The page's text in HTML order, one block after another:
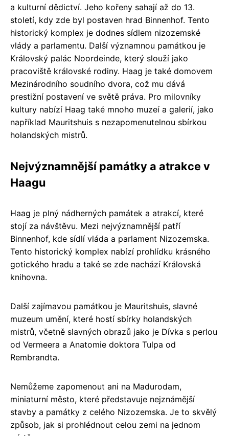
a kulturní dědictví. Jeho kořeny sahají až do 13.
století, kdy zde byl postaven hrad Binnenhof. Tento
historický komplex je dodnes sídlem nizozemské
vlády a parlamentu. Další významnou památkou je
Královský palác Noordeinde, který slouží jako
pracoviště královské rodiny. Haag je také domovem
Mezinárodního soudního dvora, což mu dává
prestižní postavení ve světě práva. Pro milovníky
kultury nabízí Haag také mnoho muzeí a galerií, jako
například Mauritshuis s nezapomenutelnou sbírkou
holandských mistrů.
Nejvýznamnější památky a atrakce v
Haagu
Haag je plný nádherných památek a atrakcí, které
stojí za návštěvu. Mezi nejvýznamnější patří
Binnenhof, kde sídlí vláda a parlament Nizozemska.
Tento historický komplex nabízí prohlídku krásného
gotického hradu a také se zde nachází Královská
knihovna.
Další zajímavou památkou je Mauritshuis, slavné
muzeum umění, které hostí sbírky holandských
mistrů, včetně slavných obrazů jako je Dívka s perlou
od Vermeera a Anatomie doktora Tulpa od
Rembrandta.
Nemůžeme zapomenout ani na Madurodam,
miniaturní město, které představuje nejznámější
stavby a památky z celého Nizozemska. Je to skvělý
způsob, jak si prohlédnout celou zemi na jednom